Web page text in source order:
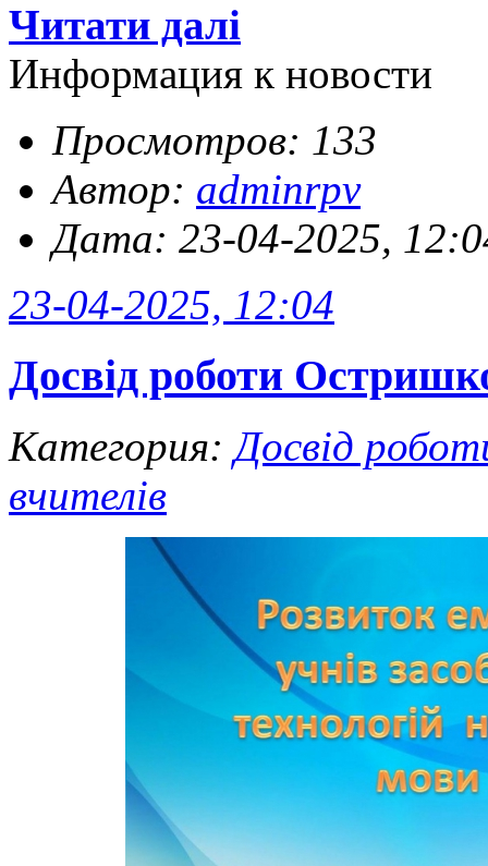
Читати далі
Информация к новости
Просмотров: 133
Автор: adminrpv
Дата: 23-04-2025,
23-04-2025, 12:04
Досвід роботи
Категория: Досвід
вчителів